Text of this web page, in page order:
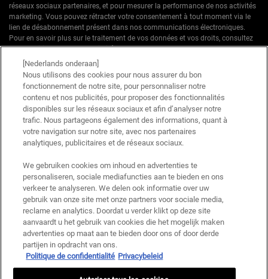
réseaux sociaux partenaires, et pour mesurer la performance de nos activités
marketing. Vous pouvez rétracter votre consentement à tout moment via le
lien de désabonnement présent dans nos communications électroniques.
Pour en savoir plus sur le traitement de vos données et vos droits, consultez
notrePolitique de confidentialité.
* Offre de bienvenue valable pour une première commande. Non cumulable
avec d'autres offres ou promotions en cours, mais cumulable avec les offres
'Cadeau avec achat' . Utilisation limitée à une seule fois par client. Non
applicable sur les éditions limitées & ensembles.
Ce site est protégé par Cloudflare et la politique de confidentialité et les conditions
dutilisation sappliquent.
S’INSCRIRE
Informations sur le fabricant
KIEHL'S
14, rue Royale - 75008 Paris France
[Nederlands onderaan]
Nous utilisons des cookies pour nous assurer du bon
fonctionnement de notre site, pour personnaliser notre
contenu et nos publicités, pour proposer des fonctionnalités
disponibles sur les réseaux sociaux et afin d’analyser notre
trafic. Nous partageons également des informations, quant à
votre navigation sur notre site, avec nos partenaires
analytiques, publicitaires et de réseaux sociaux.
We gebruiken cookies om inhoud en advertenties te
personaliseren, sociale mediafuncties aan te bieden en ons
verkeer te analyseren. We delen ook informatie over uw
gebruik van onze site met onze partners voor sociale media,
reclame en analytics. Doordat u verder klikt op deze site
aanvaardt u het gebruik van cookies die het mogelijk maken
advertenties op maat aan te bieden door ons of door derde
partijen in opdracht van ons.
Politique de confidentialité Privacybeleid